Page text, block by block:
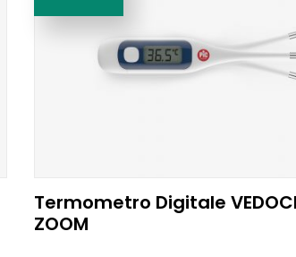
Termometro Digitale
ZOOM